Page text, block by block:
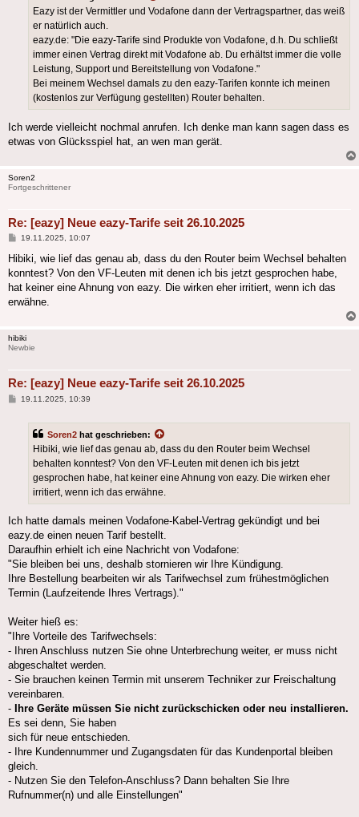
Eazy ist der Vermittler und Vodafone dann der Vertragspartner, das weiß
er natürlich auch.
eazy.de: "Die eazy-Tarife sind Produkte von Vodafone, d.h. Du schließt
immer einen Vertrag direkt mit Vodafone ab. Du erhältst immer die volle
Leistung, Support und Bereitstellung von Vodafone."
Bei meinem Wechsel damals zu den eazy-Tarifen konnte ich meinen
(kostenlos zur Verfügung gestellten) Router behalten.
Ich werde vielleicht nochmal anrufen. Ich denke man kann sagen dass es
etwas von Glücksspiel hat, an wen man gerät.
Soren2
Fortgeschrittener
Re: [eazy] Neue eazy-Tarife seit 26.10.2025
Beitrag
19.11.2025, 10:07
Hibiki, wie lief das genau ab, dass du den Router beim Wechsel behalten
konntest? Von den VF-Leuten mit denen ich bis jetzt gesprochen habe,
hat keiner eine Ahnung von eazy. Die wirken eher irritiert, wenn ich das
erwähne.
hibiki
Newbie
Re: [eazy] Neue eazy-Tarife seit 26.10.2025
Beitrag
19.11.2025, 10:39
Soren2 hat geschrieben:
Hibiki, wie lief das genau ab, dass du den Router beim Wechsel
behalten konntest? Von den VF-Leuten mit denen ich bis jetzt
gesprochen habe, hat keiner eine Ahnung von eazy. Die wirken eher
irritiert, wenn ich das erwähne.
Ich hatte damals meinen Vodafone-Kabel-Vertrag gekündigt und bei
eazy.de einen neuen Tarif bestellt.
Daraufhin erhielt ich eine Nachricht von Vodafone:
"Sie bleiben bei uns, deshalb stornieren wir Ihre Kündigung.
Ihre Bestellung bearbeiten wir als Tarifwechsel zum frühestmöglichen
Termin (Laufzeitende Ihres Vertrags)."
Weiter hieß es:
"Ihre Vorteile des Tarifwechsels:
- Ihren Anschluss nutzen Sie ohne Unterbrechung weiter, er muss nicht
abgeschaltet werden.
- Sie brauchen keinen Termin mit unserem Techniker zur Freischaltung
vereinbaren.
-
Ihre Geräte müssen Sie nicht zurückschicken oder neu installieren.
Es sei denn, Sie haben
sich für neue entschieden.
- Ihre Kundennummer und Zugangsdaten für das Kundenportal bleiben
gleich.
- Nutzen Sie den Telefon-Anschluss? Dann behalten Sie Ihre
Rufnummer(n) und alle Einstellungen"